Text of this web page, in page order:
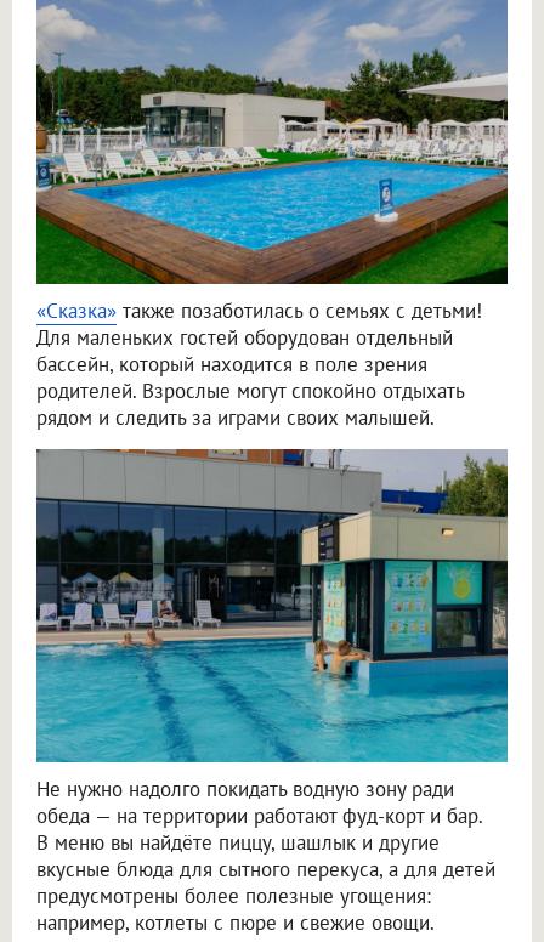
«Сказка» также позаботилась о семьях с детьми!
Для маленьких гостей оборудован отдельный
бассейн, который находится в поле зрения
родителей. Взрослые могут спокойно отдыхать
рядом и следить за играми своих малышей.
Не нужно надолго покидать водную зону ради
обеда — на территории работают фуд-корт и бар.
В меню вы найдёте пиццу, шашлык и другие
вкусные блюда для сытного перекуса, а для детей
предусмотрены более полезные угощения:
например, котлеты с пюре и свежие овощи.